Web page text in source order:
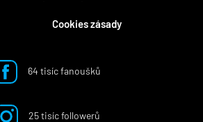
Cookies zásady
64 tisíc fanoušků
25 tisíc followerů